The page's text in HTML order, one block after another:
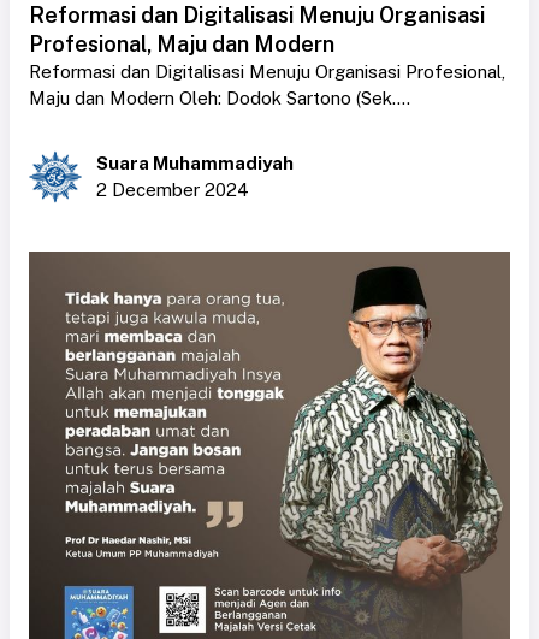
Reformasi dan Digitalisasi Menuju Organisasi
Profesional, Maju dan Modern
Reformasi dan Digitalisasi Menuju Organisasi Profesional,
Maju dan Modern Oleh: Dodok Sartono (Sek....
Suara Muhammadiyah
2 December 2024